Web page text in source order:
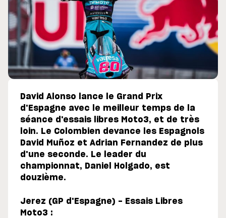
David Alonso lance le Grand Prix
d'Espagne avec le meilleur temps de la
séance d'essais libres Moto3, et de très
loin. Le Colombien devance les Espagnols
David Muñoz et Adrian Fernandez de plus
d'une seconde. Le leader du
championnat, Daniel Holgado, est
douzième.
Jerez (GP d'Espagne) - Essais Libres
Moto3 :